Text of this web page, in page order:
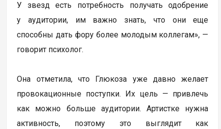
У звезд есть потребность получать одобрение
у аудитории, им важно знать, что они еще
способны дать фору более молодым коллегам», —
говорит психолог.
Она отметила, что Глюкоза уже давно желает
провокационные поступки. Их цель — привлечь
как можно больше аудитории. Артистке нужна
активность, поэтому это выглядит как